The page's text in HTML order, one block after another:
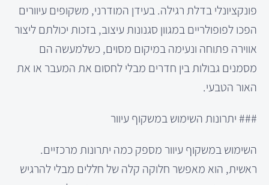
פונקציונלי בדלת רגילה. בעידן המודרני, משקופים עיוורים
הפכו לפופולריים במגוון סגנונות עיצוב, בזכות יכולתם ליצור
אווירה פתוחה ונעימה במיקום מסוים, כשלמעשה הם
מסמנים גבולות בין חדרים מבלי לחסום את המעבר או את
האור הטבעי.
### יתרונות השימוש במשקוף עיוור
השימוש במשקוף עיוור מספק כמה יתרונות מרכזיים.
ראשית, הוא מאפשר חלוקה קלה של חללים מבלי להרגיש